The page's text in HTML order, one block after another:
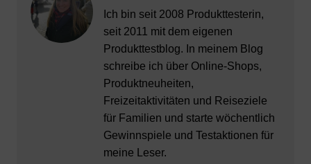
Ich bin seit 2008 Produkttesterin,
seit 2011 mit dem eigenen
Produkttestblog. In meinem Blog
schreibe ich über Online-Shops,
Produktneuheiten,
Freizeitaktivitäten und Reiseziele
für Familien und starte wöchentlich
Gewinnspiele und Testaktionen für
meine Leser.